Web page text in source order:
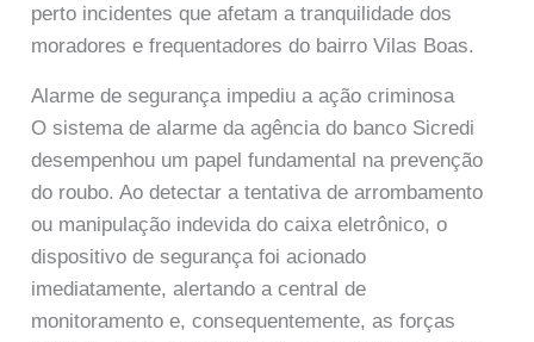
perto incidentes que afetam a tranquilidade dos
moradores e frequentadores do bairro Vilas Boas.
Alarme de segurança impediu a ação criminosa
O sistema de alarme da agência do banco Sicredi
desempenhou um papel fundamental na prevenção
do roubo. Ao detectar a tentativa de arrombamento
ou manipulação indevida do caixa eletrônico, o
dispositivo de segurança foi acionado
imediatamente, alertando a central de
monitoramento e, consequentemente, as forças